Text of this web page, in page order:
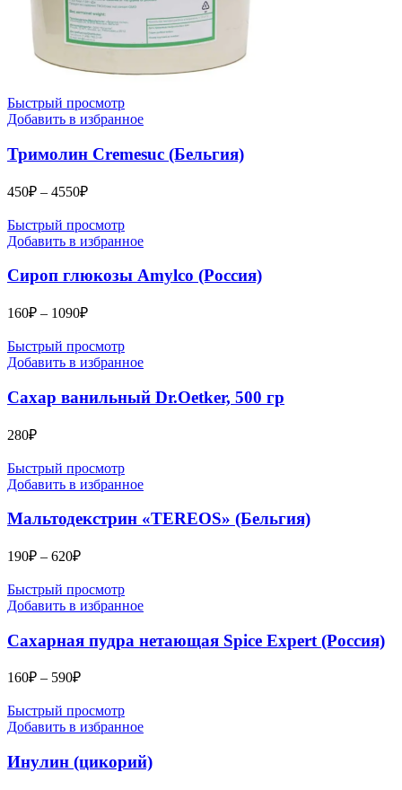
Быстрый просмотр
Добавить в избранное
Тримолин Cremesuc (Бельгия)
450₽ – 4550₽Диапазон
450₽
–
Быстрый просмотр
Добавить в избранное
Сироп глюкозы Amylco (Россия)
160₽ – 1090₽Диапазон
160₽
–
Быстрый просмотр
Добавить в избранное
Сахар ванильный Dr.Oetker, 500 гр
280₽
Быстрый просмотр
Добавить в избранное
Мальтодекстрин «TEREOS» (Бельгия)
190₽ – 620₽Диапазон
190₽
–
Быстрый просмотр
Добавить в избранное
Сахарная пудра нетающая Spice Expert (Россия)
160₽ – 590₽Диапазон
160₽
–
Быстрый просмотр
Добавить в избранное
Инулин (цикорий)